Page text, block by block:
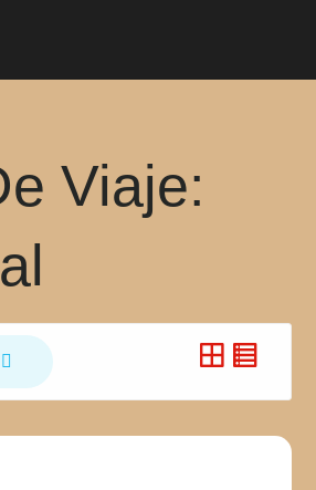
Viaje: